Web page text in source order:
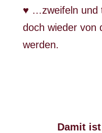
♥ …zweifeln und
doch wieder von
werden.
Damit